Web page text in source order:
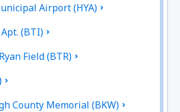
Airport (HYA)
(BTI)
Field (BTR)
County Memorial (BKW)